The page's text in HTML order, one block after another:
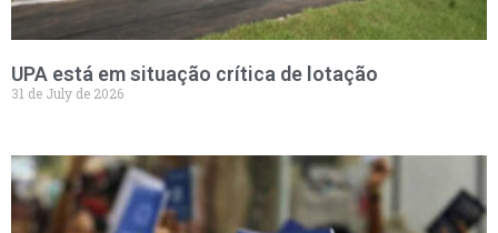
UPA está em situação crítica de lotação
31 de July de 2026